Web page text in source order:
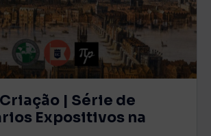
Criação | Série de
Expositivos na